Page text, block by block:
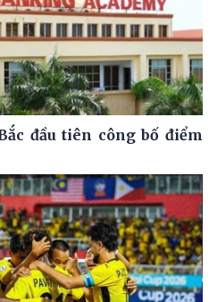
đầu tiên công bố điểm